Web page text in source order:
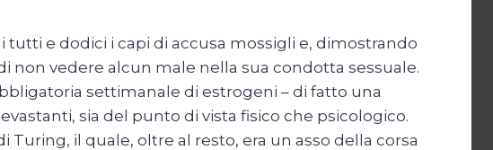
e dodici i capi di accusa mossigli e, dimostrando
non vedere alcun male nella sua condotta sessuale.
settimanale di estrogeni – di fatto una
sia del punto di vista fisico che psicologico.
il quale, oltre al resto, era un asso della corsa